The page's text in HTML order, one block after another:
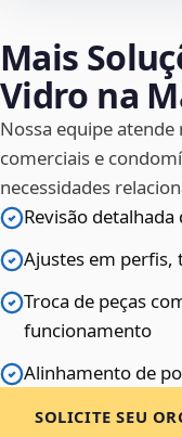
Mais
Vidro na
Nossa equipe
comerciais e
necessidades
Revisão
Ajustes em perfis,
Troca de peças
funcionamento
Alinhamento de
SOLICITE SEU